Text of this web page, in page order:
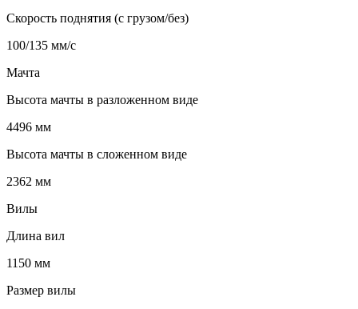
Скорость поднятия (с грузом/без)
100/135 мм/с
Мачта
Высота мачты в разложенном виде
4496 мм
Высота мачты в сложенном виде
2362 мм
Вилы
Длина вил
1150 мм
Размер вилы